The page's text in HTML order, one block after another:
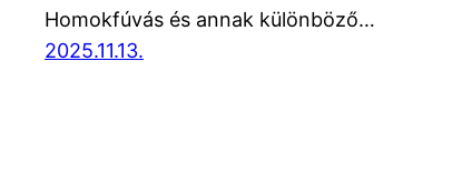
Homokfúvás és annak különböző…
2025.11.13.